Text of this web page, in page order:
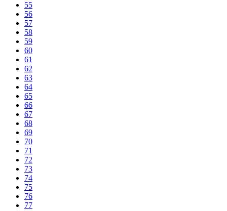
55
56
57
58
59
60
61
62
63
64
65
66
67
68
69
70
71
72
73
74
75
76
77